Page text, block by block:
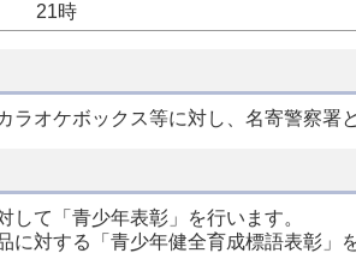
21時
オケボックス等に対し、名寄警察署
て「青少年表彰」を行います。
対する「青少年健全育成標語表彰」